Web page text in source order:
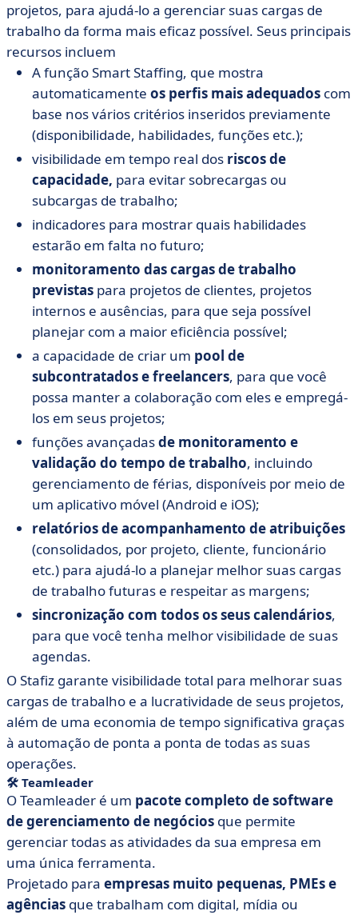
projetos, para ajudá-lo a gerenciar suas cargas de
trabalho da forma mais eficaz possível. Seus principais
recursos incluem
A função Smart Staffing, que mostra
automaticamente os perfis mais adequados com
base nos vários critérios inseridos previamente
(disponibilidade, habilidades, funções etc.);
visibilidade em tempo real dos riscos de
capacidade, para evitar sobrecargas ou
subcargas de trabalho;
indicadores para mostrar quais habilidades
estarão em falta no futuro;
monitoramento das cargas de trabalho
previstas para projetos de clientes, projetos
internos e ausências, para que seja possível
planejar com a maior eficiência possível;
a capacidade de criar um pool de
subcontratados e freelancers, para que você
possa manter a colaboração com eles e empregá-
los em seus projetos;
funções avançadasde monitoramento e
validação do tempo de trabalho, incluindo
gerenciamento de férias, disponíveis por meio de
um aplicativo móvel (Android e iOS);
relatórios de acompanhamento de atribuições
(consolidados, por projeto, cliente, funcionário
etc.) para ajudá-lo a planejar melhor suas cargas
de trabalho futuras e respeitar as margens;
sincronização com todos os seus calendários,
para que você tenha melhor visibilidade de suas
agendas.
O Stafiz garante visibilidade total para melhorar suas
cargas de trabalho e a lucratividade de seus projetos,
além de uma economia de tempo significativa graças
à automação de ponta a ponta de todas as suas
operações.
🛠 Teamleader
O Teamleader é um pacote completo de software
de gerenciamento de negócios que permite
gerenciar todas as atividades da sua empresa em
uma única ferramenta.
Projetado para empresas muito pequenas, PMEs e
agências que trabalham com digital, mídia ou